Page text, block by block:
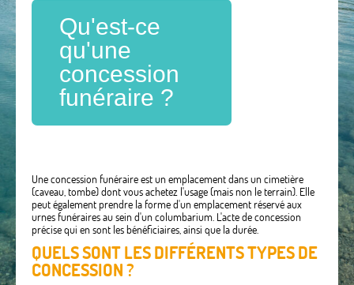
Qu'est-ce
qu'une
concession
funéraire ?
Une concession funéraire est un emplacement dans un cimetière
(caveau, tombe) dont vous achetez l'usage (mais non le terrain). Elle
peut également prendre la forme d'un emplacement réservé aux
urnes funéraires au sein d'un columbarium. L'acte de concession
précise qui en sont les bénéficiaires, ainsi que la durée.
QUELS SONT LES DIFFÉRENTS TYPES DE
CONCESSION ?